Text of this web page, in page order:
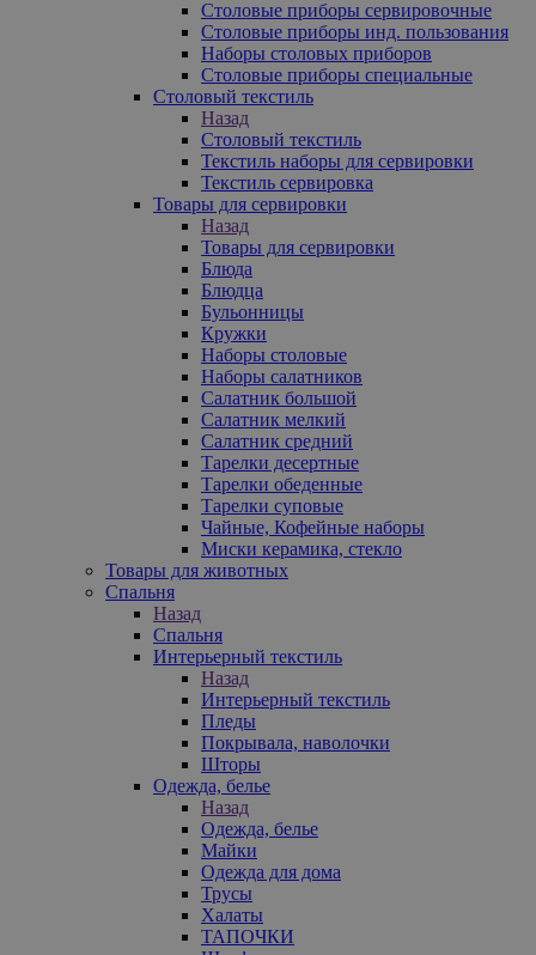
Столовые приборы сервировочные
Столовые приборы инд. пользования
Наборы столовых приборов
Столовые приборы специальные
Столовый текстиль
Назад
Столовый текстиль
Текстиль наборы для сервировки
Текстиль сервировка
Товары для сервировки
Назад
Товары для сервировки
Блюда
Блюдца
Бульонницы
Кружки
Наборы столовые
Наборы салатников
Салатник большой
Салатник мелкий
Салатник средний
Тарелки десертные
Тарелки обеденные
Тарелки суповые
Чайные, Кофейные наборы
Миски керамика, стекло
Товары для животных
Спальня
Назад
Спальня
Интерьерный текстиль
Назад
Интерьерный текстиль
Пледы
Покрывала, наволочки
Шторы
Одежда, белье
Назад
Одежда, белье
Майки
Одежда для дома
Трусы
Халаты
ТАПОЧКИ